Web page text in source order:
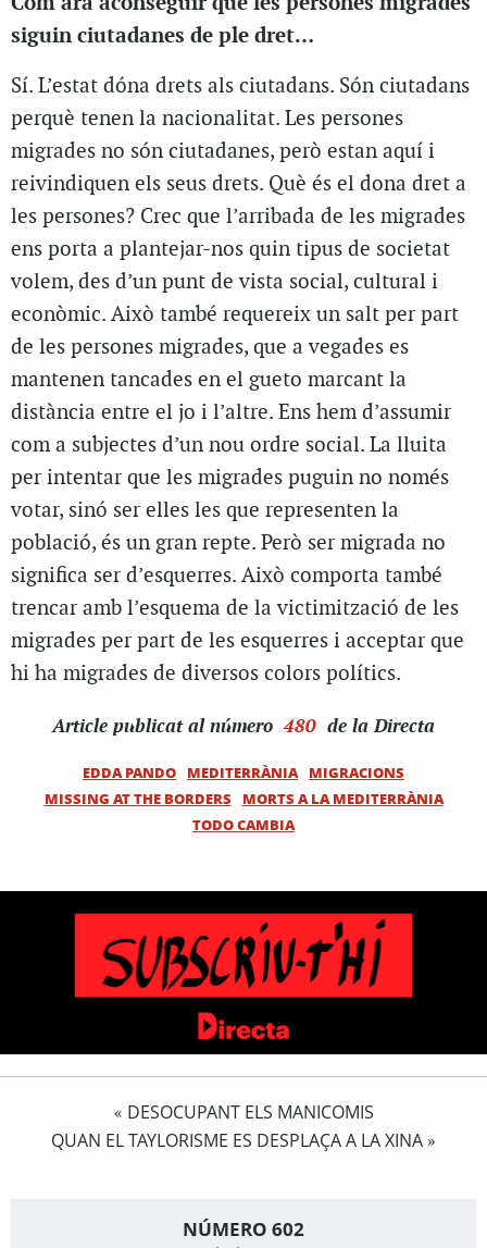
siguin ciutadanes de ple dret…
Sí. L’estat dóna drets als ciutadans. Són ciutadans
perquè tenen la nacionalitat. Les persones
migrades no són ciutadanes, però estan aquí i
reivindiquen els seus drets. Què és el dona dret a
les persones? Crec que l’arribada de les migrades
ens porta a plantejar-nos quin tipus de societat
volem, des d’un punt de vista social, cultural i
econòmic. Això també requereix un salt per part
de les persones migrades, que a vegades es
mantenen tancades en el gueto marcant la
distància entre el jo i l’altre. Ens hem d’assumir
com a subjectes d’un nou ordre social. La lluita
per intentar que les migrades puguin no només
votar, sinó ser elles les que representen la
població, és un gran repte. Però ser migrada no
significa ser d’esquerres. Això comporta també
trencar amb l’esquema de la victimització de les
migrades per part de les esquerres i acceptar que
hi ha migrades de diversos colors polítics.
Article publicat al número 480 de la Directa
EDDA PANDO MEDITERRÀNIA
MIGRACIONS
MISSING AT THE BORDERS
MORTS A LA MEDITERRÀNIA
TODO CAMBIA
« DESOCUPANT ELS MANICOMIS
QUAN EL TAYLORISME ES DESPLAÇA A LA XINA »
NÚMERO 602